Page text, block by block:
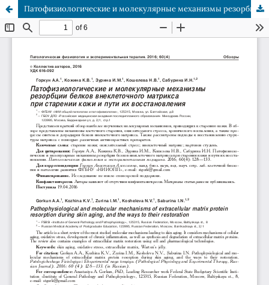
Патофизиологические и молекулярные механизмы резорбции белков внеклеточного матрикса при старении кожи и пути их восстановления